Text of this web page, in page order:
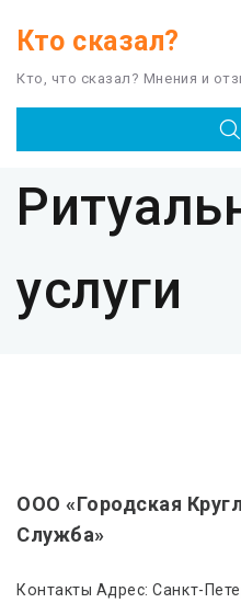
Кто сказал?
Кто, что сказал? Мнения и
услуги
ООО «Городская
Служба»
Контакты Адрес: Санкт-